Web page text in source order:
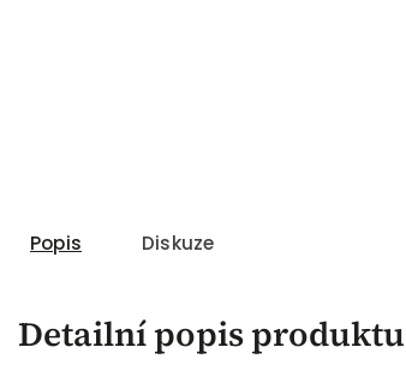
Popis Diskuze
Detailní popis produktu